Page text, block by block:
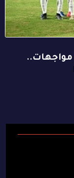
4 نقاط من أصل 9 نقاط في أول 3 مواجهات..